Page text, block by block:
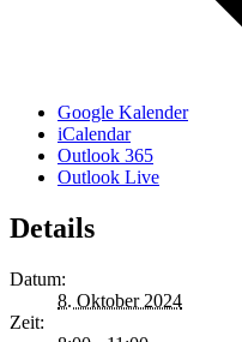
Google Kalender
iCalendar
Outlook 365
Outlook Live
Details
Datum:
8. Oktober 2024
Zeit: